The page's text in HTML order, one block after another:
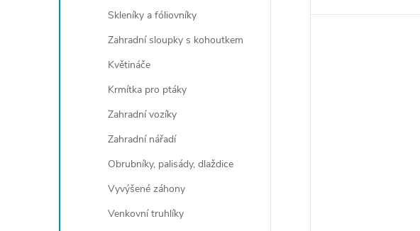
Skleníky a fóliovníky
Zahradní sloupky s kohoutkem
Květináče
Krmítka pro ptáky
Zahradní vozíky
Zahradní nářadí
Obrubníky, palisády, dlaždice
Vyvýšené záhony
Venkovní truhlíky